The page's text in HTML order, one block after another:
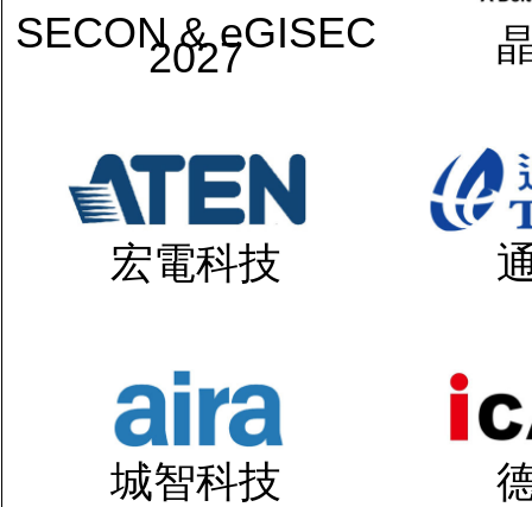
SECON & eGISEC
2027
宏電科技
城智科技